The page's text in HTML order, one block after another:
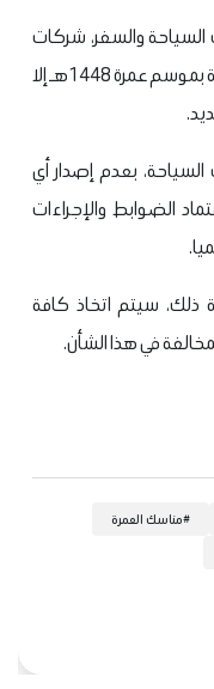
والسفر، شركات
السياحة الدينية من إصدار أي تأشيرات خاصة بموسم عمرة 1448هـ إلا
بعدم إصدار أي
الضوابط والإجراءات
ذلك، سيتم اتخاذ كافة
في هذا الشأن.
#مناسك العمرة